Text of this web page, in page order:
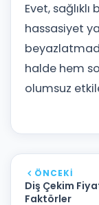
Evet,
hassasiyet
halde hem
olumsuz
ÖNCEKI
Diş Çekim
Faktörler